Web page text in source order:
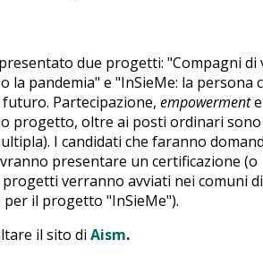
due progetti: "Compagni di
pandemia" e "InSieMe: la persona
Partecipazione, empowermente
progetto, oltre ai posti ordinari
I candidati che faranno
presentare un certificazione (o
verranno avviati nei comuni di
il progetto "InSieMe").
il sito di Aism.